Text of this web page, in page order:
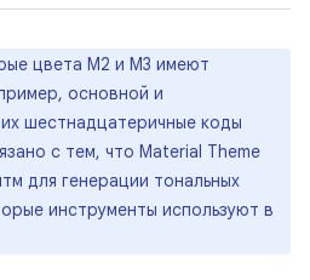
цвета M2 и M3 имеют
основной и
шестнадцатеричные коды
с тем, что Material Theme
для генерации тональных
инструменты используют в